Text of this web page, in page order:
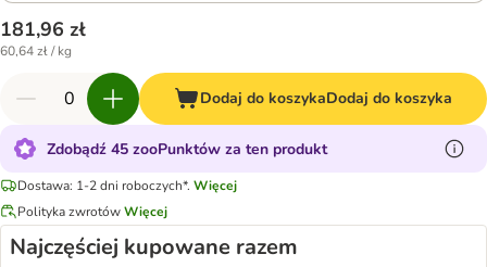
181,96 zł
60,64 zł / kg
Dodaj do koszykaDodaj do koszyka
Zdobądź 45 zooPunktów za ten produkt
Dostawa: 1-2 dni roboczych*. Więcej
Polityka zwrotówWięcej
Najczęściej kupowane razem